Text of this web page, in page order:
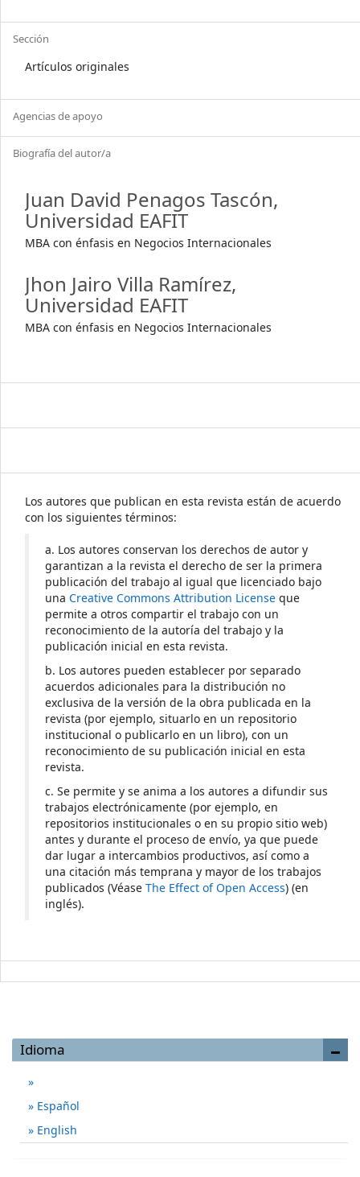
Sección
Artículos originales
Agencias de apoyo
Biografía del autor/a
Juan David Penagos Tascón,
Universidad EAFIT
MBA con énfasis en Negocios Internacionales
Jhon Jairo Villa Ramírez,
Universidad EAFIT
MBA con énfasis en Negocios Internacionales
Los autores que publican en esta revista están de acuerdo
con los siguientes términos:
a. Los autores conservan los derechos de autor y
garantizan a la revista el derecho de ser la primera
publicación del trabajo al igual que licenciado bajo
una Creative Commons Attribution License que
permite a otros compartir el trabajo con un
reconocimiento de la autoría del trabajo y la
publicación inicial en esta revista.
b. Los autores pueden establecer por separado
acuerdos adicionales para la distribución no
exclusiva de la versión de la obra publicada en la
revista (por ejemplo, situarlo en un repositorio
institucional o publicarlo en un libro), con un
reconocimiento de su publicación inicial en esta
revista.
c. Se permite y se anima a los autores a difundir sus
trabajos electrónicamente (por ejemplo, en
repositorios institucionales o en su propio sitio web)
antes y durante el proceso de envío, ya que puede
dar lugar a intercambios productivos, así como a
una citación más temprana y mayor de los trabajos
publicados (Véase The Effect of Open Access) (en
inglés).
Idioma
Español
English